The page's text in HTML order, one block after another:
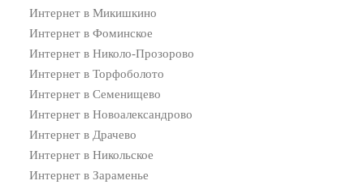
Интернет в Микишкино
Интернет в Фоминское
Интернет в Николо-Прозорово
Интернет в Торфоболото
Интернет в Семенищево
Интернет в Новоалександрово
Интернет в Драчево
Интернет в Никольское
Интернет в Зараменье